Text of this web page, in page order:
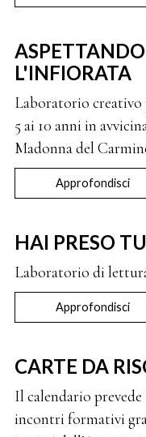
ASPETTANDO
L'INFIORATA
Laboratorio creativo
5 ai 10 anni in
Madonna del
Approfondisci
HAI PRESO
Laboratorio di
Approfondisci
CARTE DA
Il calendario
incontri formativi